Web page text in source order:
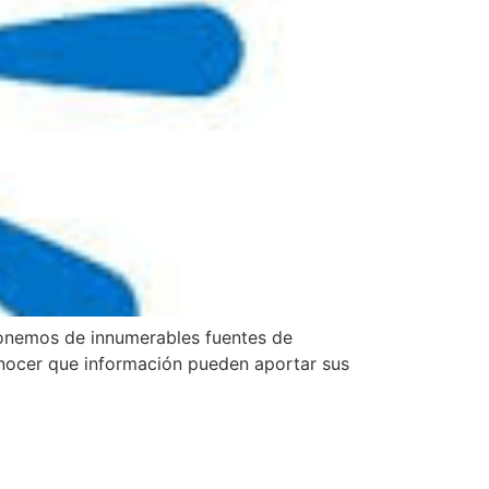
de innumerables fuentes de
que información pueden aportar sus